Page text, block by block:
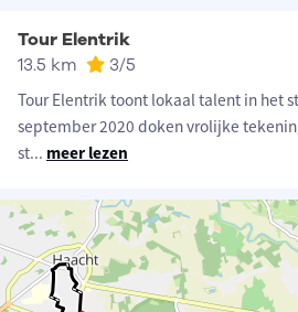
Tour Elentrik
13.5 km 3/5
Tour Elentrik toont lokaal talent in het
september 2020 doken vrolijke
st... meer lezen